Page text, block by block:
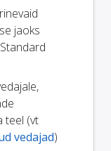
jaoks
teel (vt
vedajad)